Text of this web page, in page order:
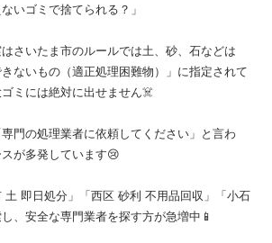
いゴミで捨てられる？」
さいたま市のルールでは土、砂、石などは
きないもの（適正処理困難物）」に指定されて
ミには絶対に出せません☠️
門の処理業者に依頼してください」と言わ
が多発しています😢
土 即日処分」「西区 砂利 不用品回収」「小石
、安全な専門業者を探す方が急増中📱